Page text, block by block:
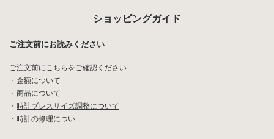
ショッピングガイド
ご注文前にお読みください
ご注文前にこちら をご確認ください
・ 金額について
・ 商品について
・ 時計ブレスサイズ調整について
・ 時計の修理につい